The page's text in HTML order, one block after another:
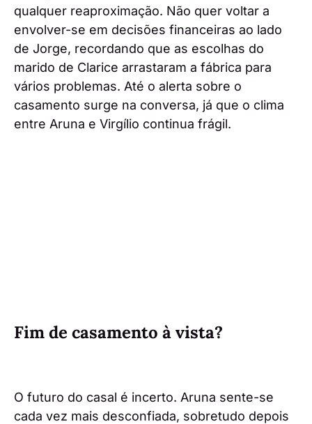
qualquer reaproximação. Não quer voltar a
envolver-se em decisões financeiras ao lado
de Jorge, recordando que as escolhas do
marido de Clarice arrastaram a fábrica para
vários problemas. Até o alerta sobre o
casamento surge na conversa, já que o clima
entre Aruna e Virgílio continua frágil.
Fim de casamento à vista?
O futuro do casal é incerto. Aruna sente-se
cada vez mais desconfiada, sobretudo depois